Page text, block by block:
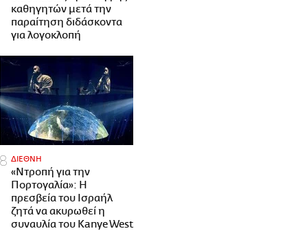
καθηγητών μετά την
παραίτηση διδάσκοντα
για λογοκλοπή
ΔΙΕΘΝΗ
«Ντροπή για την
Πορτογαλία»: Η
πρεσβεία του Ισραήλ
ζητά να ακυρωθεί η
συναυλία του Kanye West